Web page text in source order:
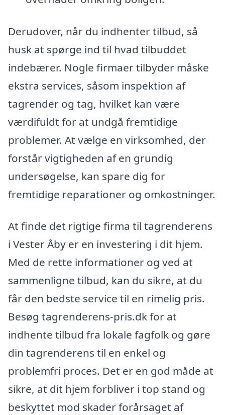
Derudover, når du indhenter tilbud, så
husk at spørge ind til hvad tilbuddet
indebærer. Nogle firmaer tilbyder måske
ekstra services, såsom inspektion af
tagrender og tag, hvilket kan være
værdifuldt for at undgå fremtidige
problemer. At vælge en virksomhed, der
forstår vigtigheden af en grundig
undersøgelse, kan spare dig for
fremtidige reparationer og omkostninger.
At finde det rigtige firma til tagrenderens
i Vester Åby er en investering i dit hjem.
Med de rette informationer og ved at
sammenligne tilbud, kan du sikre, at du
får den bedste service til en rimelig pris.
Besøg tagrenderens-pris.dk for at
indhente tilbud fra lokale fagfolk og gøre
din tagrenderens til en enkel og
problemfri proces. Det er en god måde at
sikre, at dit hjem forbliver i top stand og
beskyttet mod skader forårsaget af